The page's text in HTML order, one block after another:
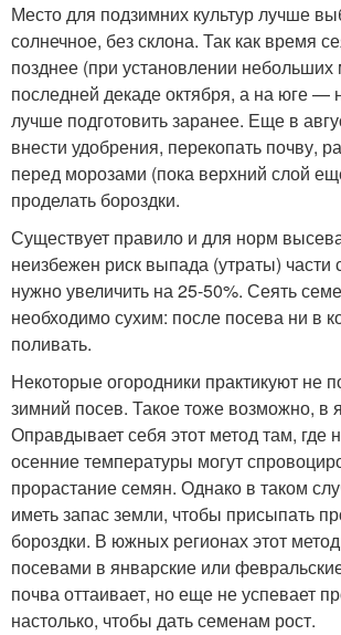
Место для подзимних культур лучше
солнечное, без склона. Так как время
позднее (при установлении небольших
последней декаде октября, а на юге —
лучше подготовить заранее. Еще в
внести удобрения, перекопать почву,
перед морозами (пока верхний слой
проделать бороздки.
Существует правило и для норм
неизбежен риск выпада (утраты)
нужно увеличить на 25-50%. Сеять
необходимо сухим: после посева ни в
поливать.
Некоторые огородники практикуют не
зимний посев. Такое тоже возможно, в
Оправдывает себя этот метод там, где
осенние температуры могут
прорастание семян. Однако в таком
иметь запас земли, чтобы присыпать
бороздки. В южных регионах этот
посевами в январские или
почва оттаивает, но еще не успевает
настолько, чтобы дать семенам рост.